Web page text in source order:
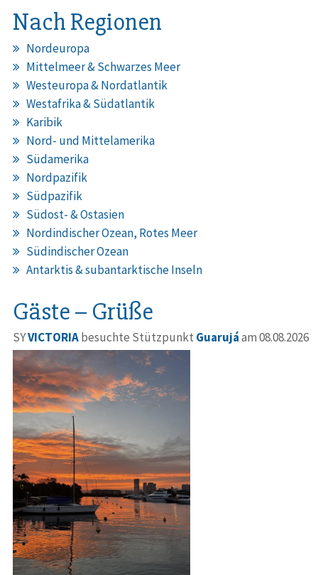
Nach Regionen
Nordeuropa
Mittelmeer & Schwarzes Meer
Westeuropa & Nordatlantik
Westafrika & Südatlantik
Karibik
Nord- und Mittelamerika
Südamerika
Nordpazifik
Südpazifik
Südost- & Ostasien
Nordindischer Ozean, Rotes Meer
Südindischer Ozean
Antarktis & subantarktische Inseln
Gäste – Grüße
SYVICTORIAbesuchte Stützpunkt Guarujáam 08.08.2026